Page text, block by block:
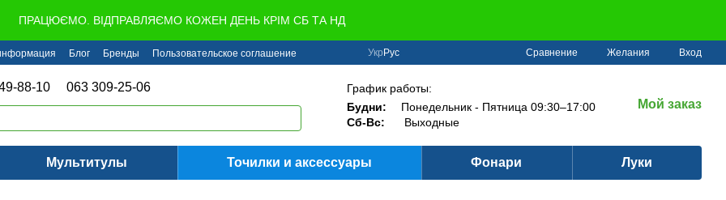
ПРАЦЮЄМО. ВІДПРАВЛЯЄМО КОЖЕН ДЕНЬ КРІМ СБ ТА НД
Блог Бренды Пользовательское соглашение Укр Рус Сравнение Желания Вход
88-10 063 309-25-06
График работы:
Будни:
Понедельник - Пятница 09:30–17:00
Сб-Вс:
Выходные
Мой заказ
Мультитулы Точилки и аксессуары Фонари Луки